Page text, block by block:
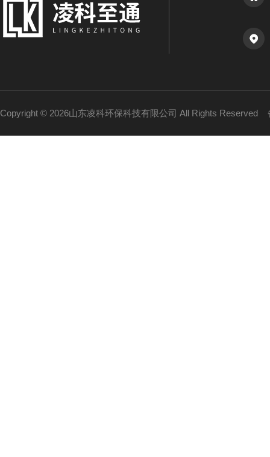
Copyright © 2026山东凌科环保科技有限公司 All Rights Reserved